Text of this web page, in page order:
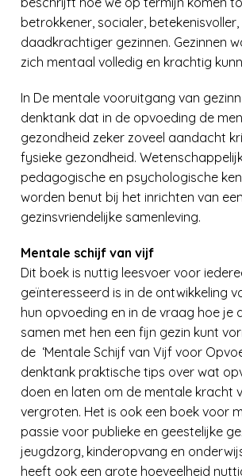
betrokkener, socialer, betekenisvoller,
daadkrachtiger gezinnen. Gezinnen
zich mentaal volledig en krachtig
In De mentale vooruitgang van
denktank dat in de opvoeding de
gezondheid zeker zoveel aandacht
fysieke gezondheid.
pedagogische en psychologische
worden benut bij het inrichten van
gezinsvriendelijke samenleving.
Mentale schijf van vijf
Dit boek is nuttig leesvoer voor
geïnteresseerd is in de ontwikkeling
hun opvoeding en in de vraag hoe je
samen met hen een fijn gezin kunt
de ‘Mentale Schijf van Vijf voor
denktank praktische tips over wat
doen en laten om de mentale kracht
vergroten. Het is ook een boek voor
passie voor publieke en geestelijke
jeugdzorg, kinderopvang en
heeft ook een grote hoeveelheid